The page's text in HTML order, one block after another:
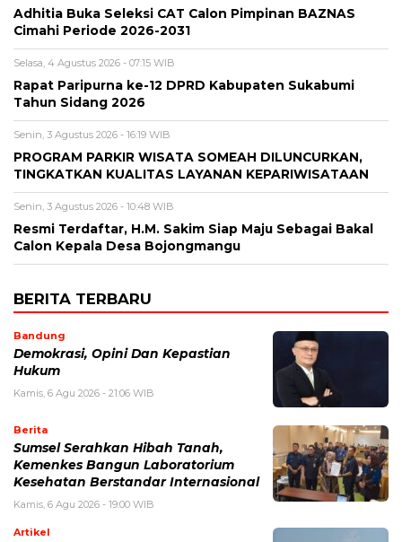
Adhitia Buka Seleksi CAT Calon Pimpinan BAZNAS
Cimahi Periode 2026-2031
Selasa, 4 Agustus 2026 - 07:15 WIB
Rapat Paripurna ke-12 DPRD Kabupaten Sukabumi
Tahun Sidang 2026
Senin, 3 Agustus 2026 - 16:19 WIB
PROGRAM PARKIR WISATA SOMEAH DILUNCURKAN,
TINGKATKAN KUALITAS LAYANAN KEPARIWISATAAN
Senin, 3 Agustus 2026 - 10:48 WIB
Resmi Terdaftar, H.M. Sakim Siap Maju Sebagai Bakal
Calon Kepala Desa Bojongmangu
BERITA TERBARU
Bandung
Demokrasi, Opini Dan Kepastian
Hukum
Kamis, 6 Agu 2026 - 21:06 WIB
Berita
Sumsel Serahkan Hibah Tanah,
Kemenkes Bangun Laboratorium
Kesehatan Berstandar Internasional
Kamis, 6 Agu 2026 - 19:00 WIB
Artikel